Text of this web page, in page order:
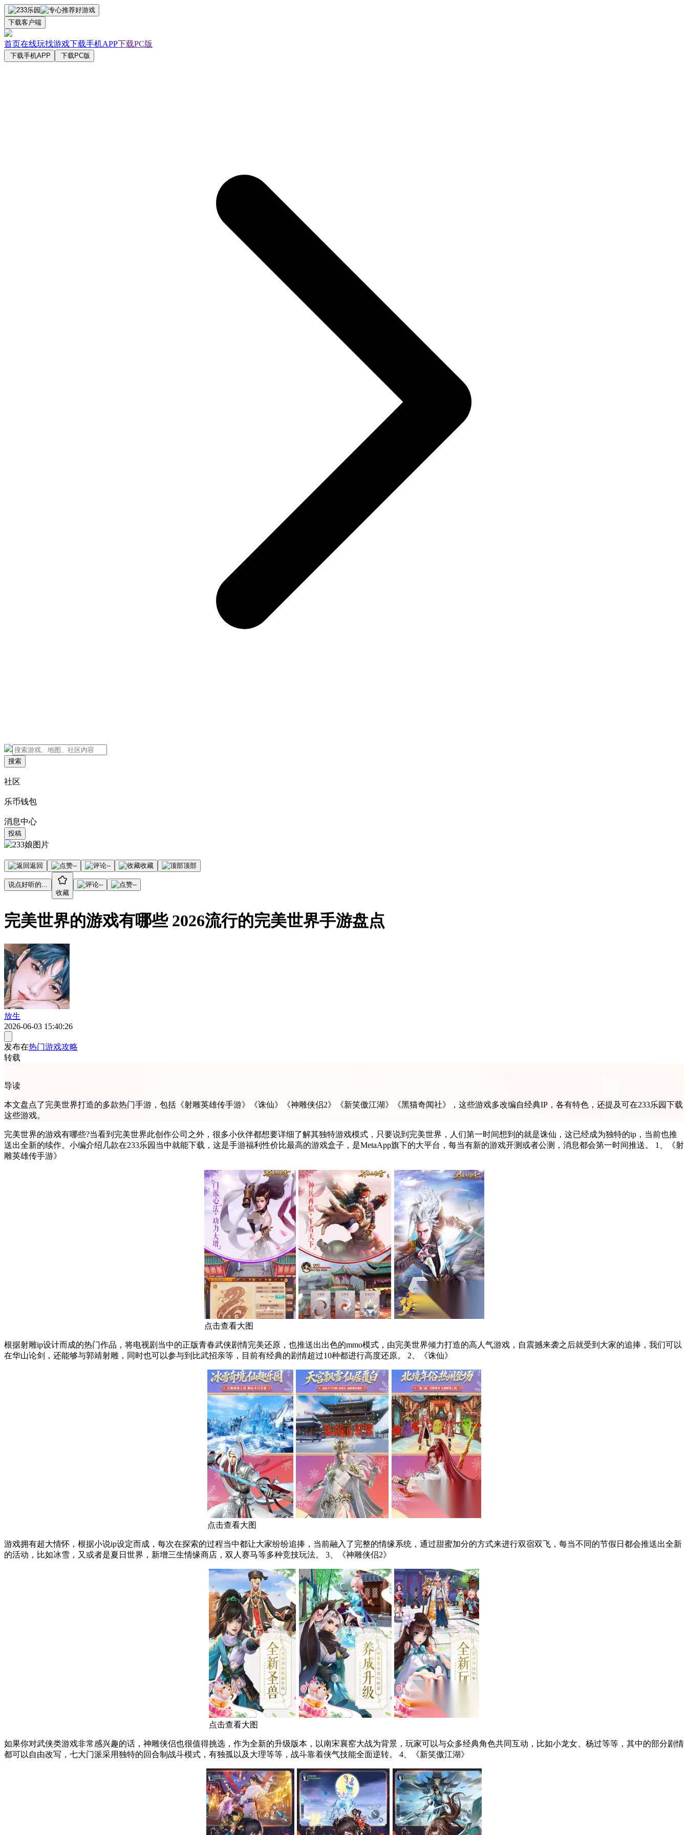
下载客户端
首页在线玩找游戏下载手机APP下载PC版
下载手机APP 下载PC版
搜索
社区
乐币钱包
消息中心
投稿
返回 -- -- 收藏 顶部
说点好听的...
收藏
-- --
完美世界的游戏有哪些 2026流行的完美世界手游盘点
放生
2026-06-03 15:40:26
发布在热门游戏攻略
转载
导读
本文盘点了完美世界打造的多款热门手游，包括《射雕英雄传手游》《诛仙》《神雕侠侣2》《新笑傲江湖》《黑猫奇闻社》，这些游戏多改编自经典IP，各有特色，还提及可在233乐园下载
这些游戏。
完美世界的游戏有哪些?当看到完美世界此创作公司之外，很多小伙伴都想要详细了解其独特游戏模式，只要说到完美世界，人们第一时间想到的就是诛仙，这已经成为独特的ip，当前也推
送出全新的续作。小编介绍几款在233乐园当中就能下载，这是手游福利性价比最高的游戏盒子，是MetaApp旗下的大平台，每当有新的游戏开测或者公测，消息都会第一时间推送。 1、《射
雕英雄传手游》
点击查看大图
根据射雕ip设计而成的热门作品，将电视剧当中的正版青春武侠剧情完美还原，也推送出出色的mmo模式，由完美世界倾力打造的高人气游戏，自震撼来袭之后就受到大家的追捧，我们可以
在华山论剑，还能够与郭靖射雕，同时也可以参与到比武招亲等，目前有经典的剧情超过10种都进行高度还原。 2、《诛仙》
点击查看大图
游戏拥有超大情怀，根据小说ip设定而成，每次在探索的过程当中都让大家纷纷追捧，当前融入了完整的情缘系统，通过甜蜜加分的方式来进行双宿双飞，每当不同的节假日都会推送出全新
的活动，比如冰雪，又或者是夏日世界，新增三生情缘商店，双人赛马等多种竞技玩法。 3、《神雕侠侣2》
点击查看大图
如果你对武侠类游戏非常感兴趣的话，神雕侠侣也很值得挑选，作为全新的升级版本，以南宋襄窑大战为背景，玩家可以与众多经典角色共同互动，比如小龙女、杨过等等，其中的部分剧情
都可以自由改写，七大门派采用独特的回合制战斗模式，有独孤以及大理等等，战斗靠着侠气技能全面逆转。 4、《新笑傲江湖》